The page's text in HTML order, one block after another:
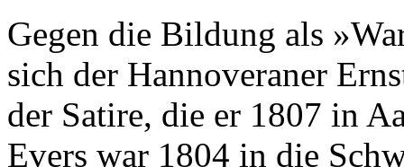
Gegen die Bildung als
sich der Hannoveraner
der Satire, die er 1807 in
Evers war 1804 in die